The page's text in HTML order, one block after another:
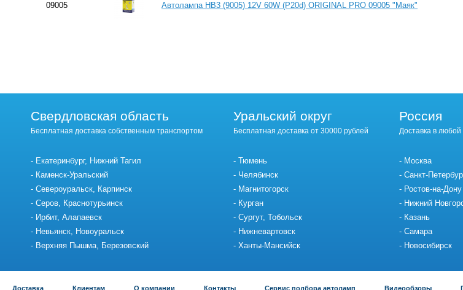
09005 Автолампа HB3 (9005) 12V 60W (P20d) ORIGINAL PRO 09005 "Маяк"
Свердловская область
Бесплатная доставка собственным транспортом
Екатеринбург, Нижний Тагил
Каменск-Уральский
Североуральск, Карпинск
Серов, Краснотурьинск
Ирбит, Алапаевск
Невьянск, Новоуральск
Верхняя Пышма, Березовский
Уральский округ
Бесплатная доставка от 30000 рублей
Тюмень
Челябинск
Магнитогорск
Курган
Сургут, Тобольск
Нижневартовск
Ханты-Мансийск
Россия
Доставка в
Москва
Санкт-
Ростов-на-Дону
Нижний
Казань
Самара
Новосибирск
Доставка Клиентам О компании Контакты Сервис подбора автоламп Видеообзоры